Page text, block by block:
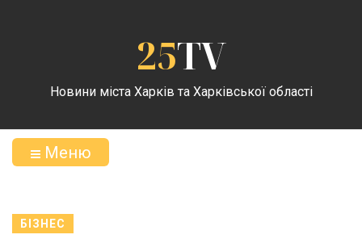
25TV
Новини міста Харків та Харківської області
Меню
БІЗНЕС